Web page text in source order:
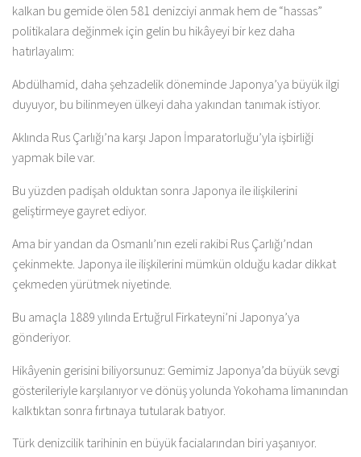
kalkan bu gemide ölen 581 denizciyi anmak hem de “hassas”
politikalara değinmek için gelin bu hikâyeyi bir kez daha
hatırlayalım:
Abdülhamid, daha şehzadelik döneminde Japonya’ya büyük ilgi
duyuyor, bu bilinmeyen ülkeyi daha yakından tanımak istiyor.
Aklında Rus Çarlığı’na karşı Japon İmparatorluğu’yla işbirliği
yapmak bile var.
Bu yüzden padişah olduktan sonra Japonya ile ilişkilerini
geliştirmeye gayret ediyor.
Ama bir yandan da Osmanlı’nın ezeli rakibi Rus Çarlığı’ndan
çekinmekte. Japonya ile ilişkilerini mümkün olduğu kadar dikkat
çekmeden yürütmek niyetinde.
Bu amaçla 1889 yılında Ertuğrul Firkateyni’ni Japonya’ya
gönderiyor.
Hikâyenin gerisini biliyorsunuz: Gemimiz Japonya’da büyük sevgi
gösterileriyle karşılanıyor ve dönüş yolunda Yokohama limanından
kalktıktan sonra fırtınaya tutularak batıyor.
Türk denizcilik tarihinin en büyük facialarından biri yaşanıyor.